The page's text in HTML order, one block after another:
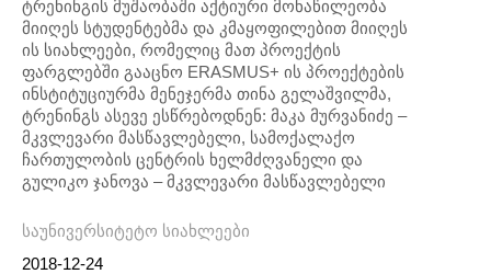
ტრენინგის მუშაობაში აქტიური მონაწილეობა
მიიღეს სტუდენტებმა და კმაყოფილებით მიიღეს
ის სიახლეები, რომელიც მათ პროექტის
ფარგლებში გააცნო ERASMUS+ ის პროექტების
ინსტიტუციურმა მენეჯერმა თინა გელაშვილმა,
ტრენინგს ასევე ესწრებოდნენ: მაკა მურვანიძე –
მკვლევარი მასწავლებელი, სამოქალაქო
ჩართულობის ცენტრის ხელმძღვანელი და
გულიკო ჯანოვა – მკვლევარი მასწავლებელი
საუნივერსიტეტო სიახლეები
2018-12-24